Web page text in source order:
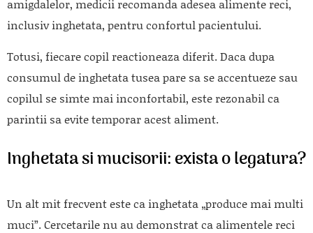
amigdalelor, medicii recomanda adesea alimente reci,
inclusiv inghetata, pentru confortul pacientului.
Totusi, fiecare copil reactioneaza diferit. Daca dupa
consumul de inghetata tusea pare sa se accentueze sau
copilul se simte mai inconfortabil, este rezonabil ca
parintii sa evite temporar acest aliment.
Inghetata si mucisorii: exista o legatura?
Un alt mit frecvent este ca inghetata „produce mai multi
muci”. Cercetarile nu au demonstrat ca alimentele reci